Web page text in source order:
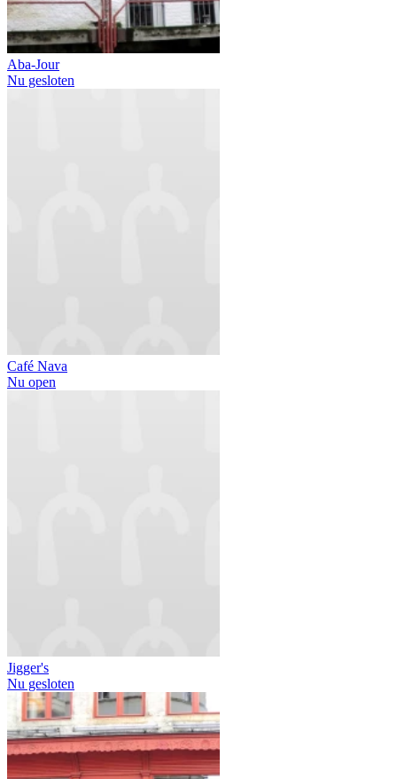
Aba-Jour
Nu gesloten
Café Nava
Nu open
Jigger's
Nu gesloten